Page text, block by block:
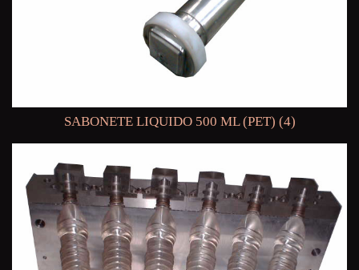
SABONETE LIQUIDO 500 ML (PET) (4)